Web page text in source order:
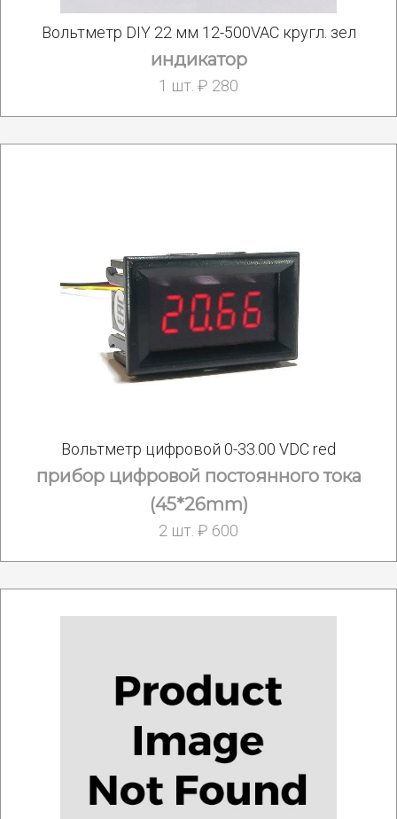
Вольтметр DIY 22 мм 12-500VAC кругл. зел
индикатор
1 шт. ₽ 280
Вольтметр цифровой 0-33.00 VDC red
прибор цифровой постоянного тока
(45*26mm)
2 шт. ₽ 600